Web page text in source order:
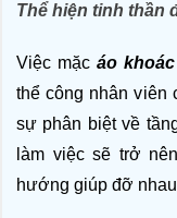
Thể hiện tinh thần
Việc mặc áo
thể công nhân viên
sự phân biệt về
làm việc sẽ trở
hướng giúp đỡ